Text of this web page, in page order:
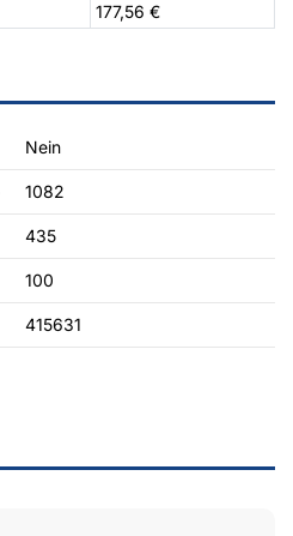
177,56 €
Nein
1082
435
100
415631